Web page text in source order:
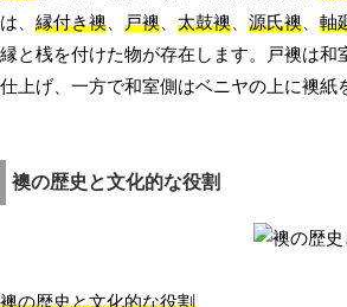
は、 縁付き襖、 戸襖、 太鼓襖、 源氏襖、 軸
縁と桟を付けた物が存在します。戸襖は
仕上げ、一方で和室側はベニヤの上に襖紙
襖の歴史と文化的な役割
襖の歴史と文化的な役割